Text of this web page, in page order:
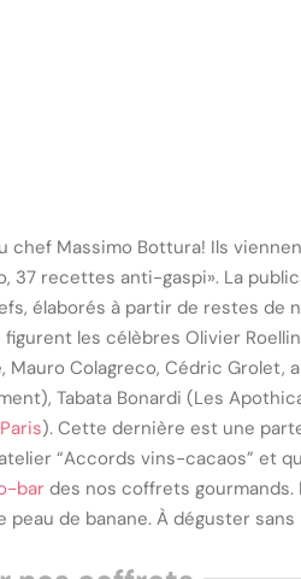
chef Massimo Bottura! Ils
37 recettes anti-gaspi». La
élaborés à partir de restes de
les célèbres Olivier
Mauro Colagreco, Cédric Grolet,
Tabata Bonardi (Les
). Cette dernière est une
“Accords vins-cacaos” et
bar des nos coffrets gourmands.
de banane. À déguster sans